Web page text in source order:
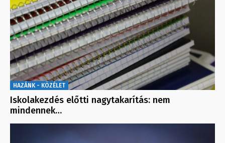
HAZÁNK - KÖZÉLET
Iskolakezdés előtti nagytakarítás: nem
mindennek…